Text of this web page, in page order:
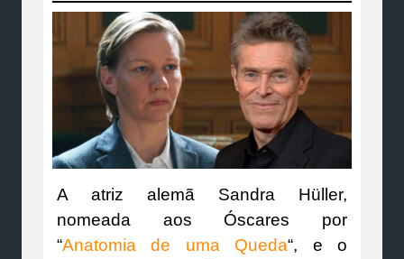
A atriz alemã Sandra Hüller,
nomeada aos Óscares por
“Anatomia de uma Queda“, e o